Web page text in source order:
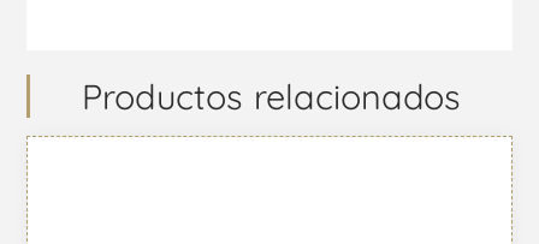
Productos relacionados